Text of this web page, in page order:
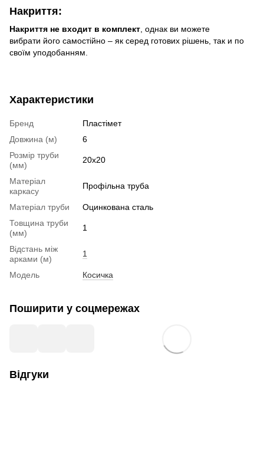
Накриття:
Накриття не входит в комплект , однак ви можете
вибрати його самостійно – як серед готових рішень, так и по
своїм уподобанням.
Характеристики
Бренд
Пластімет
Довжина (м)
6
Розмір труби
(мм)
20x20
Матеріал
каркасу
Профільна труба
Матеріал труби
Оцинкована сталь
Товщина труби
(мм)
1
Відстань між
арками (м)
1
Модель Косичка
Поширити у соцмережах
Відгуки